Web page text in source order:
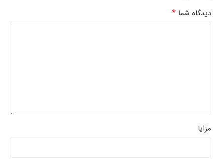
دیدگاه شما *
مزایا